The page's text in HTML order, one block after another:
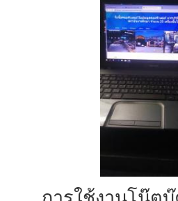
การใช้งานโน๊ต